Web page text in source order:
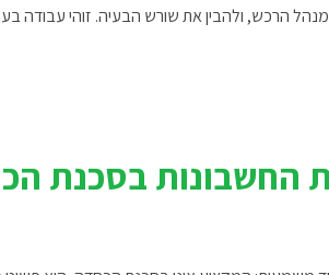
הרכש, ולהבין את שורש הבעיה. זוהי עבודה
החשבונות בסכנת